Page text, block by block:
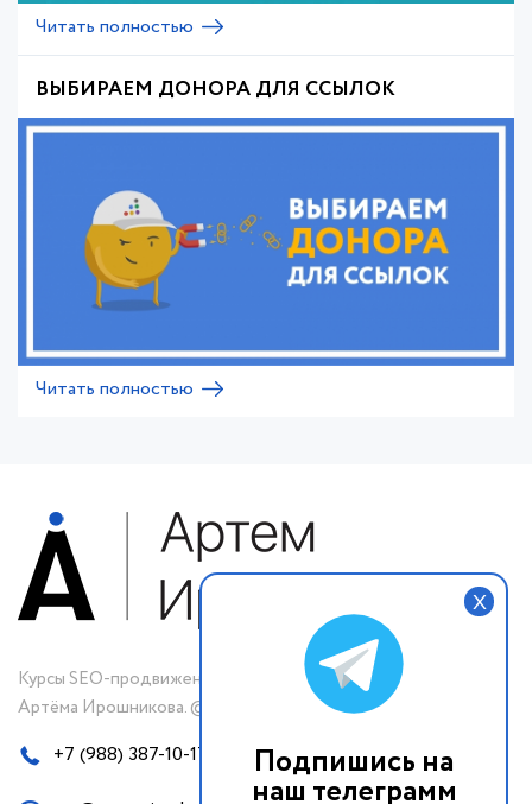
Читать полностью
ВЫБИРАЕМ ДОНОРА ДЛЯ ССЫЛОК
Читать полностью
Курсы SEO-продвижения
Артёма Ирошникова. © 2019-2023 г.
+7 (988) 387-10-17
Подпишись на
наш телеграмм
X